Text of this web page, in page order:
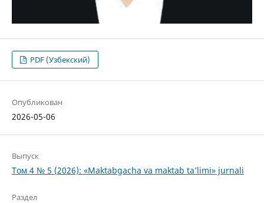
PDF (Узбекский)
Опубликован
2026-05-06
Выпуск
Том 4 № 5 (2026): «Maktabgacha va maktab ta’limi» jurnali
Раздел